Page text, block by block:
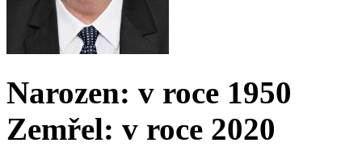
Narozen: v roce 1950
Zemřel: v roce 2020